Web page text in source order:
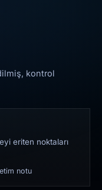
kontrol
eriten noktaları
notu